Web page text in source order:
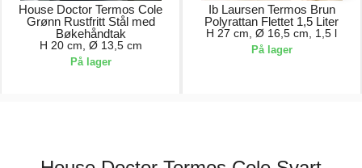
House Doctor Termos Cole
Grønn Rustfritt Stål med
Bøkehåndtak
H 20 cm, Ø 13,5 cm
På lager
Ib Laursen Termos Brun
Polyrattan Flettet 1,5 Liter
H 27 cm, Ø 16,5 cm, 1,5 l
På lager